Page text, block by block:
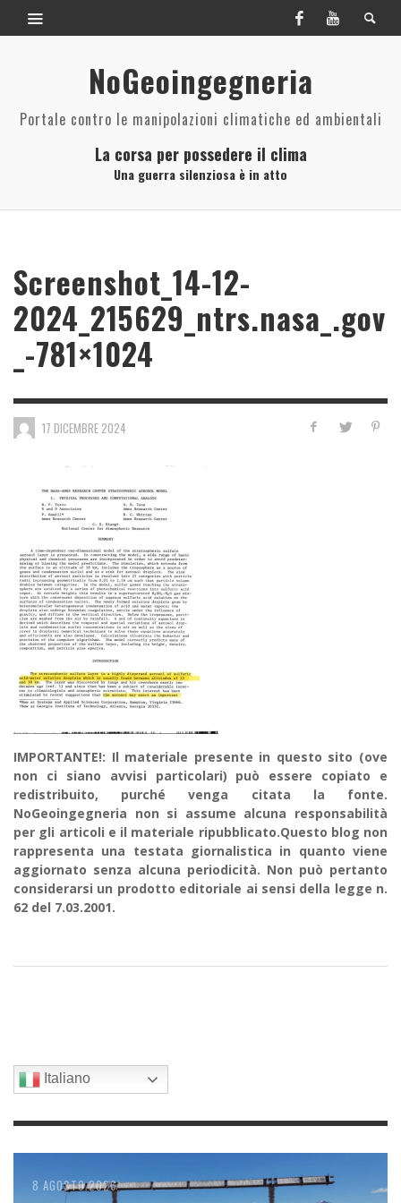
NoGeoingegneria
Portale contro le manipolazioni climatiche ed ambientali
La corsa per possedere il clima
Una guerra silenziosa è in atto
Screenshot_14-12-
2024_215629_ntrs.nasa_.gov
_-781×1024
17 DICEMBRE 2024
IMPORTANTE!: Il materiale presente in questo sito (ove
non ci siano avvisi particolari) può essere copiato e
redistribuito, purché venga citata la fonte.
NoGeoingegneria non si assume alcuna responsabilità
per gli articoli e il materiale ripubblicato.Questo blog non
rappresenta una testata giornalistica in quanto viene
aggiornato senza alcuna periodicità. Non può pertanto
considerarsi un prodotto editoriale ai sensi della legge n.
62 del 7.03.2001.
Italiano
8 AGOSTO 2026
8 AGOSTO 2026
7 AGOSTO 2026
6 AGOSTO 2026
6 AGOSTO 2026